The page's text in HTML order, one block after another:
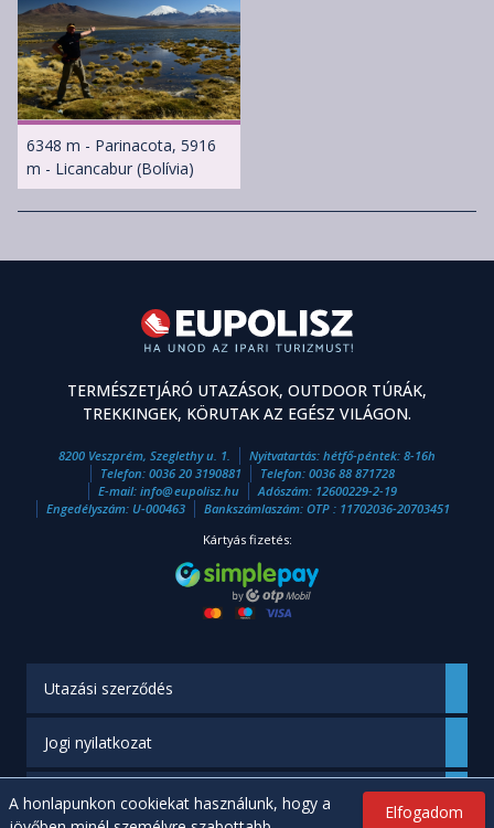
6348 m - Parinacota, 5916
m - Licancabur (Bolívia)
TERMÉSZETJÁRÓ UTAZÁSOK, OUTDOOR TÚRÁK,
TREKKINGEK, KÖRUTAK AZ EGÉSZ VILÁGON.
8200 Veszprém, Szeglethy u. 1.
Nyitvatartás: hétfő-péntek: 8-16h
Telefon: 0036 20 3190881 Telefon: 0036 88 871728
E-mail: info@eupolisz.hu
Adószám: 12600229-2-19
Engedélyszám: U-000463
Bankszámlaszám: OTP : 11702036-20703451
Kártyás fizetés:
Utazási szerződés
Jogi nyilatkozat
Engedélyünk
Elfogadom
A honlapunkon cookiekat használunk, hogy a